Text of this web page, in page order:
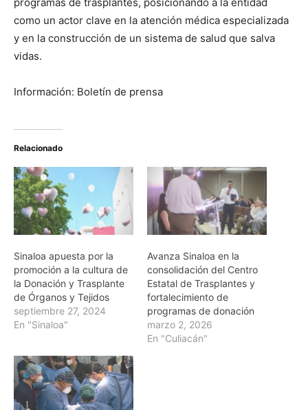
como un actor clave en la atención médica especializada
y en la construcción de un sistema de salud que salva
vidas.
Información: Boletín de prensa
Relacionado
Sinaloa apuesta por la
promoción a la cultura de
la Donación y Trasplante
de Órganos y Tejidos
septiembre 27, 2024
En "Sinaloa"
Avanza Sinaloa en la
consolidación del Centro
Estatal de Trasplantes y
fortalecimiento de
programas de donación
marzo 2, 2026
En "Culiacán"